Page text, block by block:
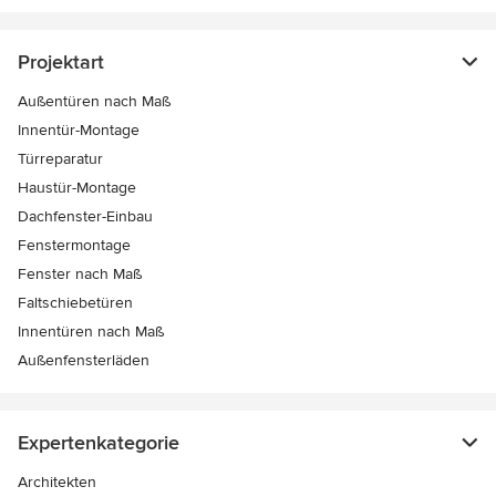
Projektart
Außentüren nach Maß
Innentür-Montage
Türreparatur
Haustür-Montage
Dachfenster-Einbau
Fenstermontage
Fenster nach Maß
Faltschiebetüren
Innentüren nach Maß
Außenfensterläden
Expertenkategorie
Architekten